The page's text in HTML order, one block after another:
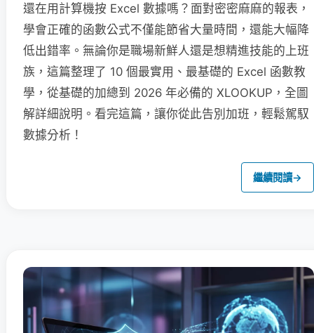
還在用計算機按 Excel 數據嗎？面對密密麻麻的報表，
學會正確的函數公式不僅能節省大量時間，還能大幅降
低出錯率。無論你是職場新鮮人還是想精進技能的上班
族，這篇整理了 10 個最實用、最基礎的 Excel 函數教
學，從基礎的加總到 2026 年必備的 XLOOKUP，全圖
解詳細說明。看完這篇，讓你從此告別加班，輕鬆駕馭
數據分析！
繼續閱讀→